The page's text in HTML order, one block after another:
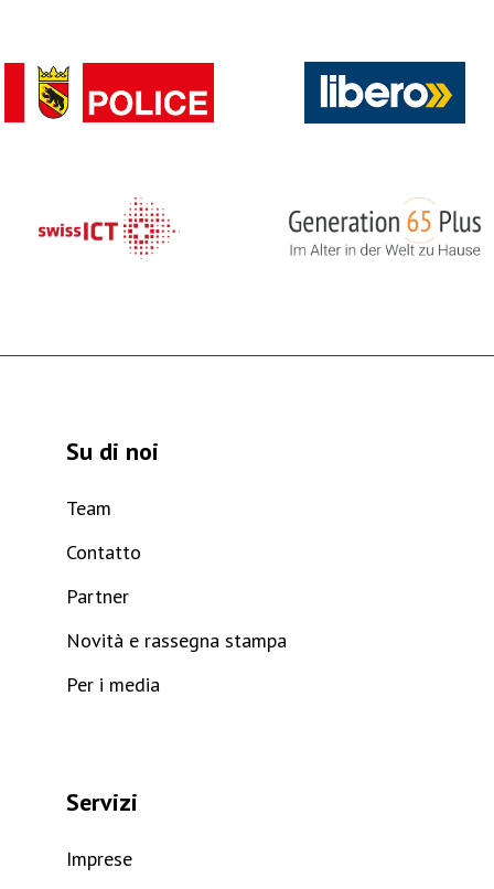
Su di noi
Team
Contatto
Partner
Novità e rassegna stampa
Per i media
Servizi
Imprese